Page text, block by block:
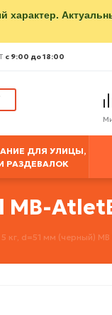
с 9:00 до 18:00
ДЛЯ УЛИЦЫ,
РАЗДЕВАЛОК
MB-
d=51 мм (черный) MB